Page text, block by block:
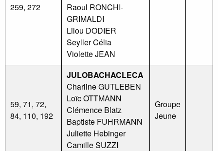
259, 272
Raoul RONCHI-
GRIMALDI
Lilou DODIER
Seyller Célia
Violette JEAN
59, 71, 72,
84, 110, 192
JULOBACHACLECA
Charline GUTLEBEN
Loïc OTTMANN
Clémence Blatz
Baptiste FUHRMANN
Juliette Hebinger
Camille SUZZI
Groupe
Jeune